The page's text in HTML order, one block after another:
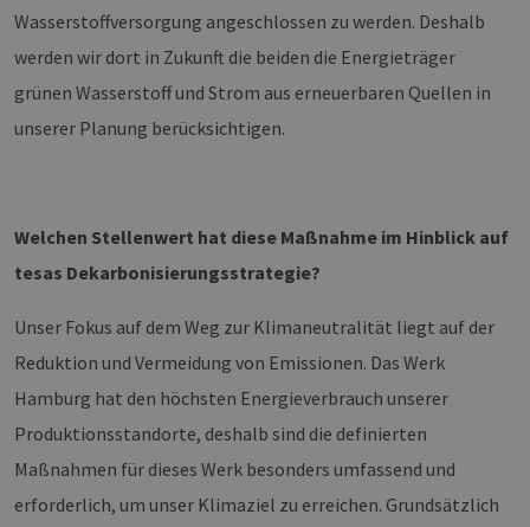
Wasserstoffversorgung angeschlossen zu werden. Deshalb
werden wir dort in Zukunft die beiden die Energieträger
grünen Wasserstoff und Strom aus erneuerbaren Quellen in
unserer Planung berücksichtigen.
Welchen Stellenwert hat diese Maßnahme im Hinblick auf
tesas Dekarbonisierungsstrategie?
Unser Fokus auf dem Weg zur Klimaneutralität liegt auf der
Reduktion und Vermeidung von Emissionen. Das Werk
Hamburg hat den höchsten Energieverbrauch unserer
Produktionsstandorte, deshalb sind die definierten
Maßnahmen für dieses Werk besonders umfassend und
erforderlich, um unser Klimaziel zu erreichen. Grundsätzlich